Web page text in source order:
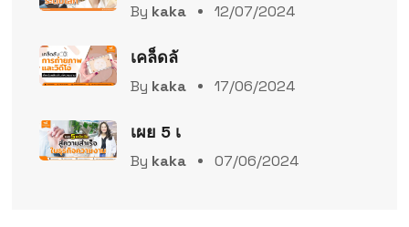
By kaka 12/07/2024
เคล็ดลั
By kaka 17/06/2024
เผย 5 เ
By kaka 07/06/2024